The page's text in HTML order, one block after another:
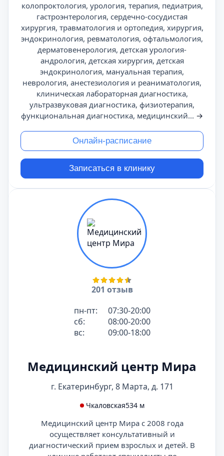
колопроктология, урология, терапия, педиатрия,
гастроэнтерология, сердечно-сосудистая
хирургия, травматология и ортопедия, хирургия,
эндокринология, ревматология, офтальмология,
дерматовенерология, детская урология-
андрология, детская хирургия, детская
эндокринология, мануальная терапия,
неврология, анестезиология и реаниматология,
клиническая лабораторная диагностика,
ультразвуковая диагностика, физиотерапия,
функциональная диагностика, медицинский... →
Онлайн-расписание
Записаться в клинику
201 отзыв
пн-пт:
07:30-20:00
сб:
08:00-20:00
вс:
09:00-18:00
Медицинский центр Мира
г. Екатеринбург, 8 Марта, д. 171
Чкаловская534 м
Медицинский центр Мира с 2008 года
осуществляет консультативный и
диагностический прием взрослых и детей. В